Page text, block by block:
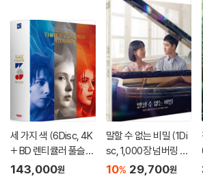
름 손상에 의한 교환/반품은 불가합니다.
4) 본품 보호를 위해 노란색의 카톤 박스로 재포
에 의한 교환/반품은 불가합니다.
5) 아웃케이스/구성품/포장 상태 불량에 의한 교
인을 위해 개봉 시의 동영상을 요청할 수 있으며,
환/반품이 제한될 수 있습니다.
※ 디스크 재생 불량
1) 기기 문제로 인해 발생하는 재생 불량 현상에
가하니 최신 소프트웨어로 업데이트된 DVD/BD
것을 권유해 드립니다.
세 가지 색 (6Disc, 4K
+ BD 렌티큘러 풀슬립
트릴로지 박스 한정판)
143,000원
말할 수 없는 비밀 (1Di
sc, 1,000장 넘버링 한
정반 풀슬립) : 블루레
10% 29,700원